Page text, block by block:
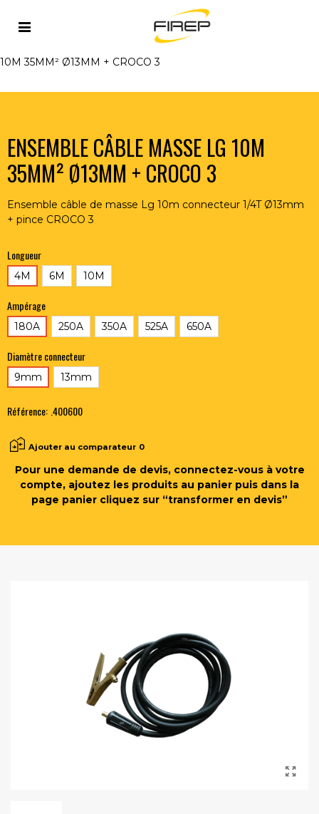
Accueil OUTILLAGE DU SOUDEUR >
ENSEMBLE CÂBLE MASSE LG
10M 35MM² Ø13MM + CROCO 3
ENSEMBLE CÂBLE MASSE LG 10M
35MM² Ø13MM + CROCO 3
Ensemble câble de masse Lg 10m connecteur 1/4T Ø13mm
+ pince CROCO 3
Longueur
4M 6M 10M
Ampérage
180A 250A 350A 525A 650A
Diamètre connecteur
9mm 13mm
Référence: .400600
Ajouter au comparateur 0
Pour une demande de devis, connectez-vous à votre
compte, ajoutez les produits au panier puis dans la
page panier cliquez sur “transformer en devis”